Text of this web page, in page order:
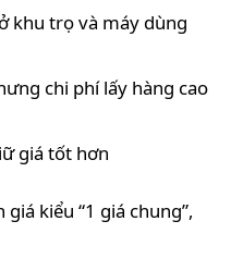
khu trọ và máy dùng
chi phí lấy hàng cao
giá tốt hơn
kiểu “1 giá chung”,